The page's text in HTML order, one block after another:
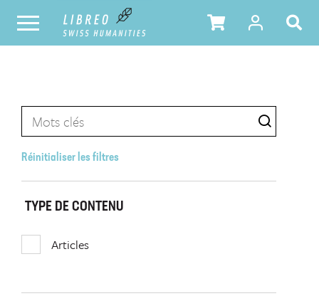
Réinitialiser les filtres
TYPE DE CONTENU
Articles